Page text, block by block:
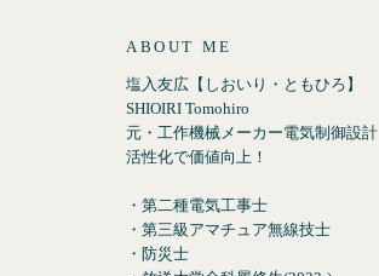
ABOUT ME
塩入友広【しおいり・ともひろ】
SHIOIRI Tomohiro
元・工作機械メーカー電気制御設計
活性化で価値向上！
・第二種電気工事士
・第三級アマチュア無線技士
・防災士